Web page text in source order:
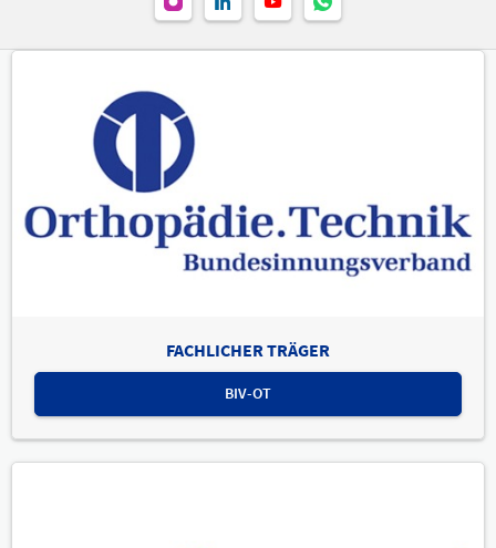
FACHLICHER TRÄGER
BIV-OT